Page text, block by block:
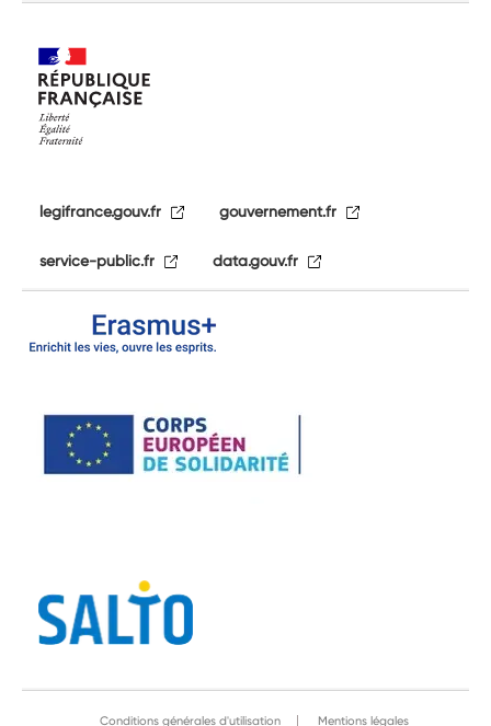
legifrance.gouv.fr gouvernement.fr
service-public.fr data.gouv.fr
Conditions générales d'utilisation Mentions légales